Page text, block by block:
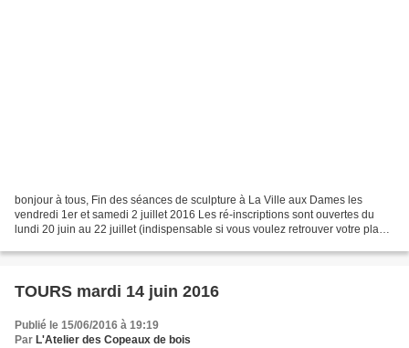
bonjour à tous, Fin des séances de sculpture à La Ville aux Dames les
vendredi 1er et samedi 2 juillet 2016 Les ré-inscriptions sont ouvertes du
lundi 20 juin au 22 juillet (indispensable si vous voulez retrouver votre place
TOURS mardi 14 juin 2016
Publié le 15/06/2016 à 19:19
Par L'Atelier des Copeaux de bois